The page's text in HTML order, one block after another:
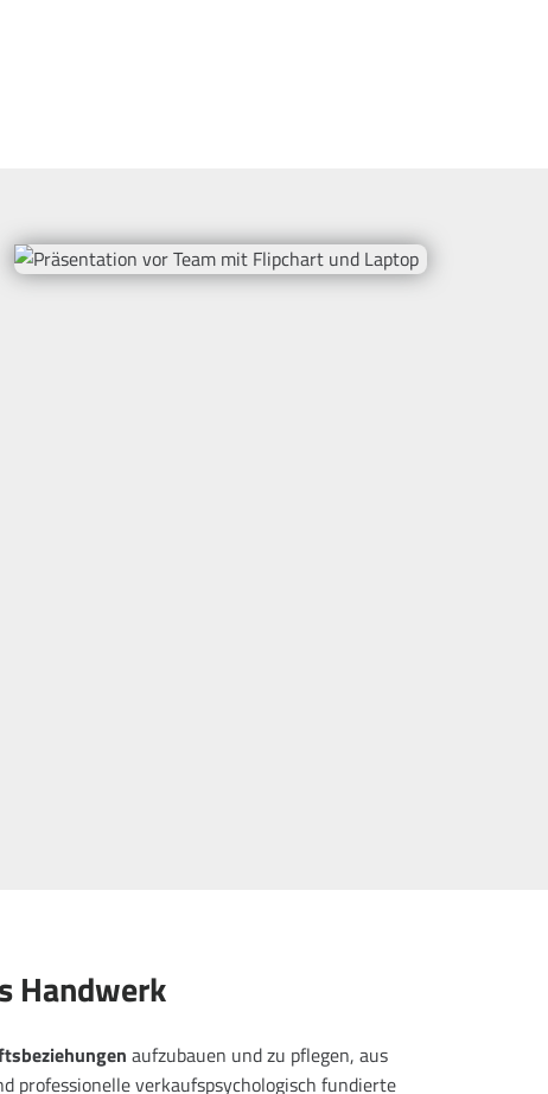
Handwerk
aufzubauen und zu pflegen, aus
professionelle verkaufspsychologisch fundierte